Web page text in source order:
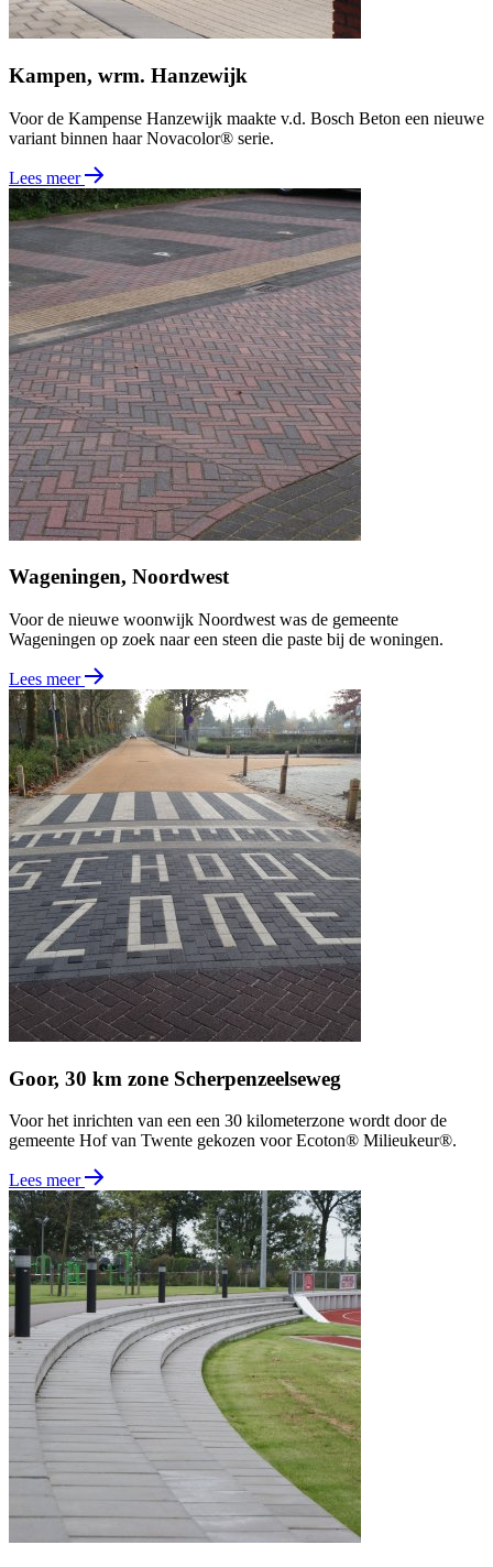
Kampen, wrm. Hanzewijk
Voor de Kampense Hanzewijk maakte v.d. Bosch Beton een nieuwe
variant binnen haar Novacolor® serie.
Lees meer
Wageningen, Noordwest
Voor de nieuwe woonwijk Noordwest was de gemeente
Wageningen op zoek naar een steen die paste bij de woningen.
Lees meer
Goor, 30 km zone Scherpenzeelseweg
Voor het inrichten van een een 30 kilometerzone wordt door de
gemeente Hof van Twente gekozen voor Ecoton® Milieukeur®.
Lees meer